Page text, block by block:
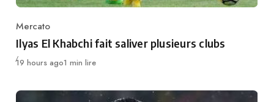
Category
Mercato
Ilyas El Khabchi fait saliver plusieurs clubs
Publié
19 hours ago1 min lire